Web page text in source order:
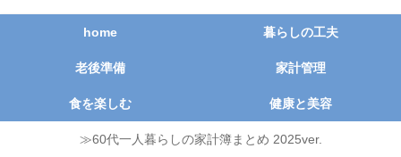
home 暮らしの工夫
老後準備 家計管理
食を楽しむ 健康と美容
≫60代一人暮らしの家計簿まとめ 2025ver.